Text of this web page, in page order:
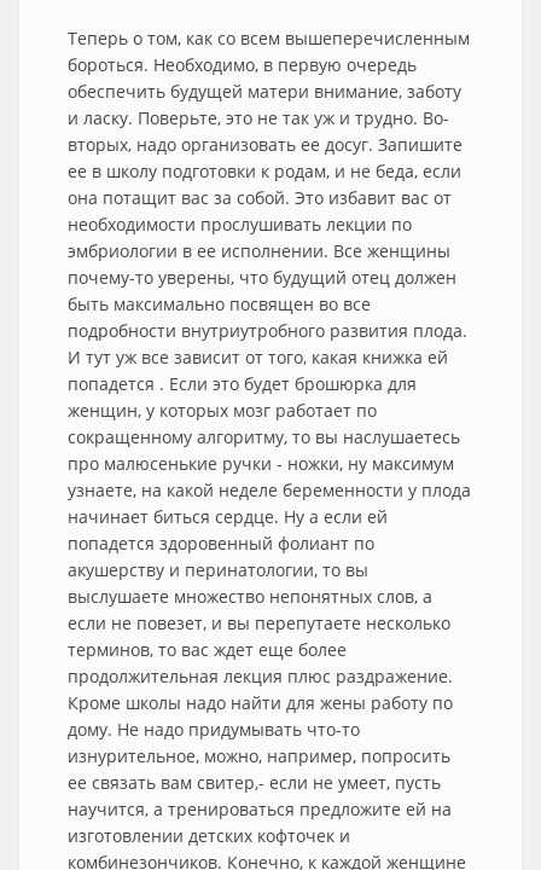
Теперь о том, как со всем вышеперечисленным
бороться. Необходимо, в первую очередь
обеспечить будущей матери внимание, заботу
и ласку. Поверьте, это не так уж и трудно. Во-
вторых, надо организовать ее досуг. Запишите
ее в школу подготовки к родам, и не беда, если
она потащит вас за собой. Это избавит вас от
необходимости прослушивать лекции по
эмбриологии в ее исполнении. Все женщины
почему-то уверены, что будущий отец должен
быть максимально посвящен во все
подробности внутриутробного развития плода.
И тут уж все зависит от того, какая книжка ей
попадется . Если это будет брошюрка для
женщин, у которых мозг работает по
сокращенному алгоритму, то вы наслушаетесь
про малюсенькие ручки - ножки, ну максимум
узнаете, на какой неделе беременности у плода
начинает биться сердце. Ну а если ей
попадется здоровенный фолиант по
акушерству и перинатологии, то вы
выслушаете множество непонятных слов, а
если не повезет, и вы перепутаете несколько
терминов, то вас ждет еще более
продолжительная лекция плюс раздражение.
Кроме школы надо найти для жены работу по
дому. Не надо придумывать что-то
изнурительное, можно, например, попросить
ее связать вам свитер,- если не умеет, пусть
научится, а тренироваться предложите ей на
изготовлении детских кофточек и
комбинезончиков. Конечно, к каждой женщине